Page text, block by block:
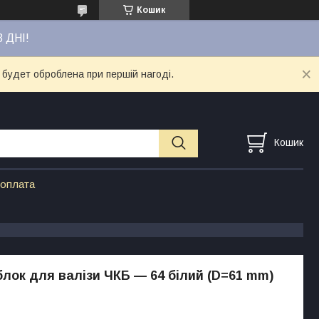
Кошик
ДНІ!
оброблена при першій нагоді.
Кошик
для валізи ЧКБ — 64 білий (D=61 mm)